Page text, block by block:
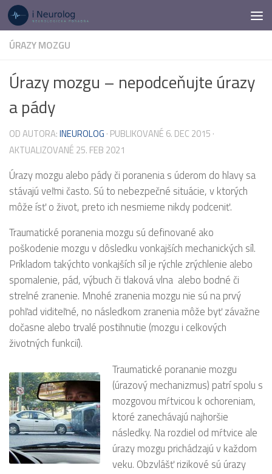
Preskočiť na obsah
ÚRAZY MOZGU
Úrazy mozgu – nepodceňujte úrazy
a pády
OD AUTORA:INEUROLOG · PUBLIKOVANÉ 6. DEC 2015 ·
AKTUALIZOVANÉ 25. FEB 2021
Úrazy mozgu alebo pády či poranenia s úderom do hlavy sa
stávajú veľmi často. Sú to nebezpečné situácie, v ktorých
môže ísť o život, preto ich nesmieme nikdy podceniť.
Traumatické poranenia mozgu sú definované ako
poškodenie mozgu v dôsledku vonkajších mechanických síl.
Príkladom takýchto vonkajších síl je rýchle zrýchlenie alebo
spomalenie, pád, výbuch či tlaková vlna alebo bodné či
strelné zranenie. Mnohé zranenia mozgu nie sú na prvý
pohľad viditeľné, no následkom zranenia môže byť závažne
dočasne alebo trvalé postihnutie (mozgu i celkových
životných funkcií).
Traumatické porananie mozgu
(úrazový mechanizmus) patrí spolu s
mozgovou mŕtvicou k ochoreniam,
ktoré zanechávajú najhoršie
následky. Na rozdiel od mŕtvice ale
úrazy mozgu prichádzajú v každom
veku. Obzvlášť rizikové sú úrazy